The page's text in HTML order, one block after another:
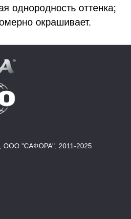
однородность оттенка;
окрашивает.
ООО "САФОРА", 2011-2025